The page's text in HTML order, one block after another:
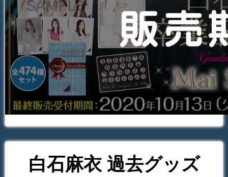
白石麻衣 過去グッズ